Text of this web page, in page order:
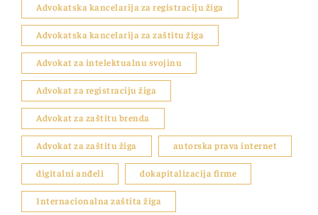
Advokatska kancelarija za registraciju žiga
Advokatska kancelarija za zaštitu žiga
Advokat za intelektualnu svojinu
Advokat za registraciju žiga
Advokat za zaštitu brenda
Advokat za zaštitu žiga autorska prava internet
digitalni anđeli dokapitalizacija firme
Internacionalna zaštita žiga